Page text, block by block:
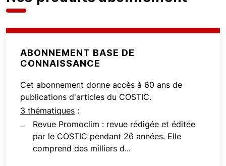
ABONNEMENT BASE DE
CONNAISSANCE
Cet abonnement donne accès à 60 ans de
publications d'articles du COSTIC.
3 thématiques :
Revue Promoclim : revue rédigée et éditée
par le COSTIC pendant 26 années. Elle
comprend des milliers d...